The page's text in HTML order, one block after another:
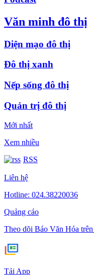
Văn minh đô thị
Diện mạo đô thị
Đô thị xanh
Nếp sống đô thị
Quản trị đô thị
Mới nhất
Xem nhiều
RSS
Liên hệ
Hotline: 024.38220036
Quảng cáo
Theo dõi Báo Văn Hóa
Tải App